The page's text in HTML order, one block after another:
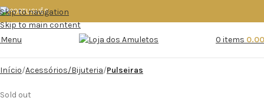
Skip to navigation
Skip to main content
Menu
0 items 0.00
Início Acessórios/Bijuteria Pulseiras
Sold out